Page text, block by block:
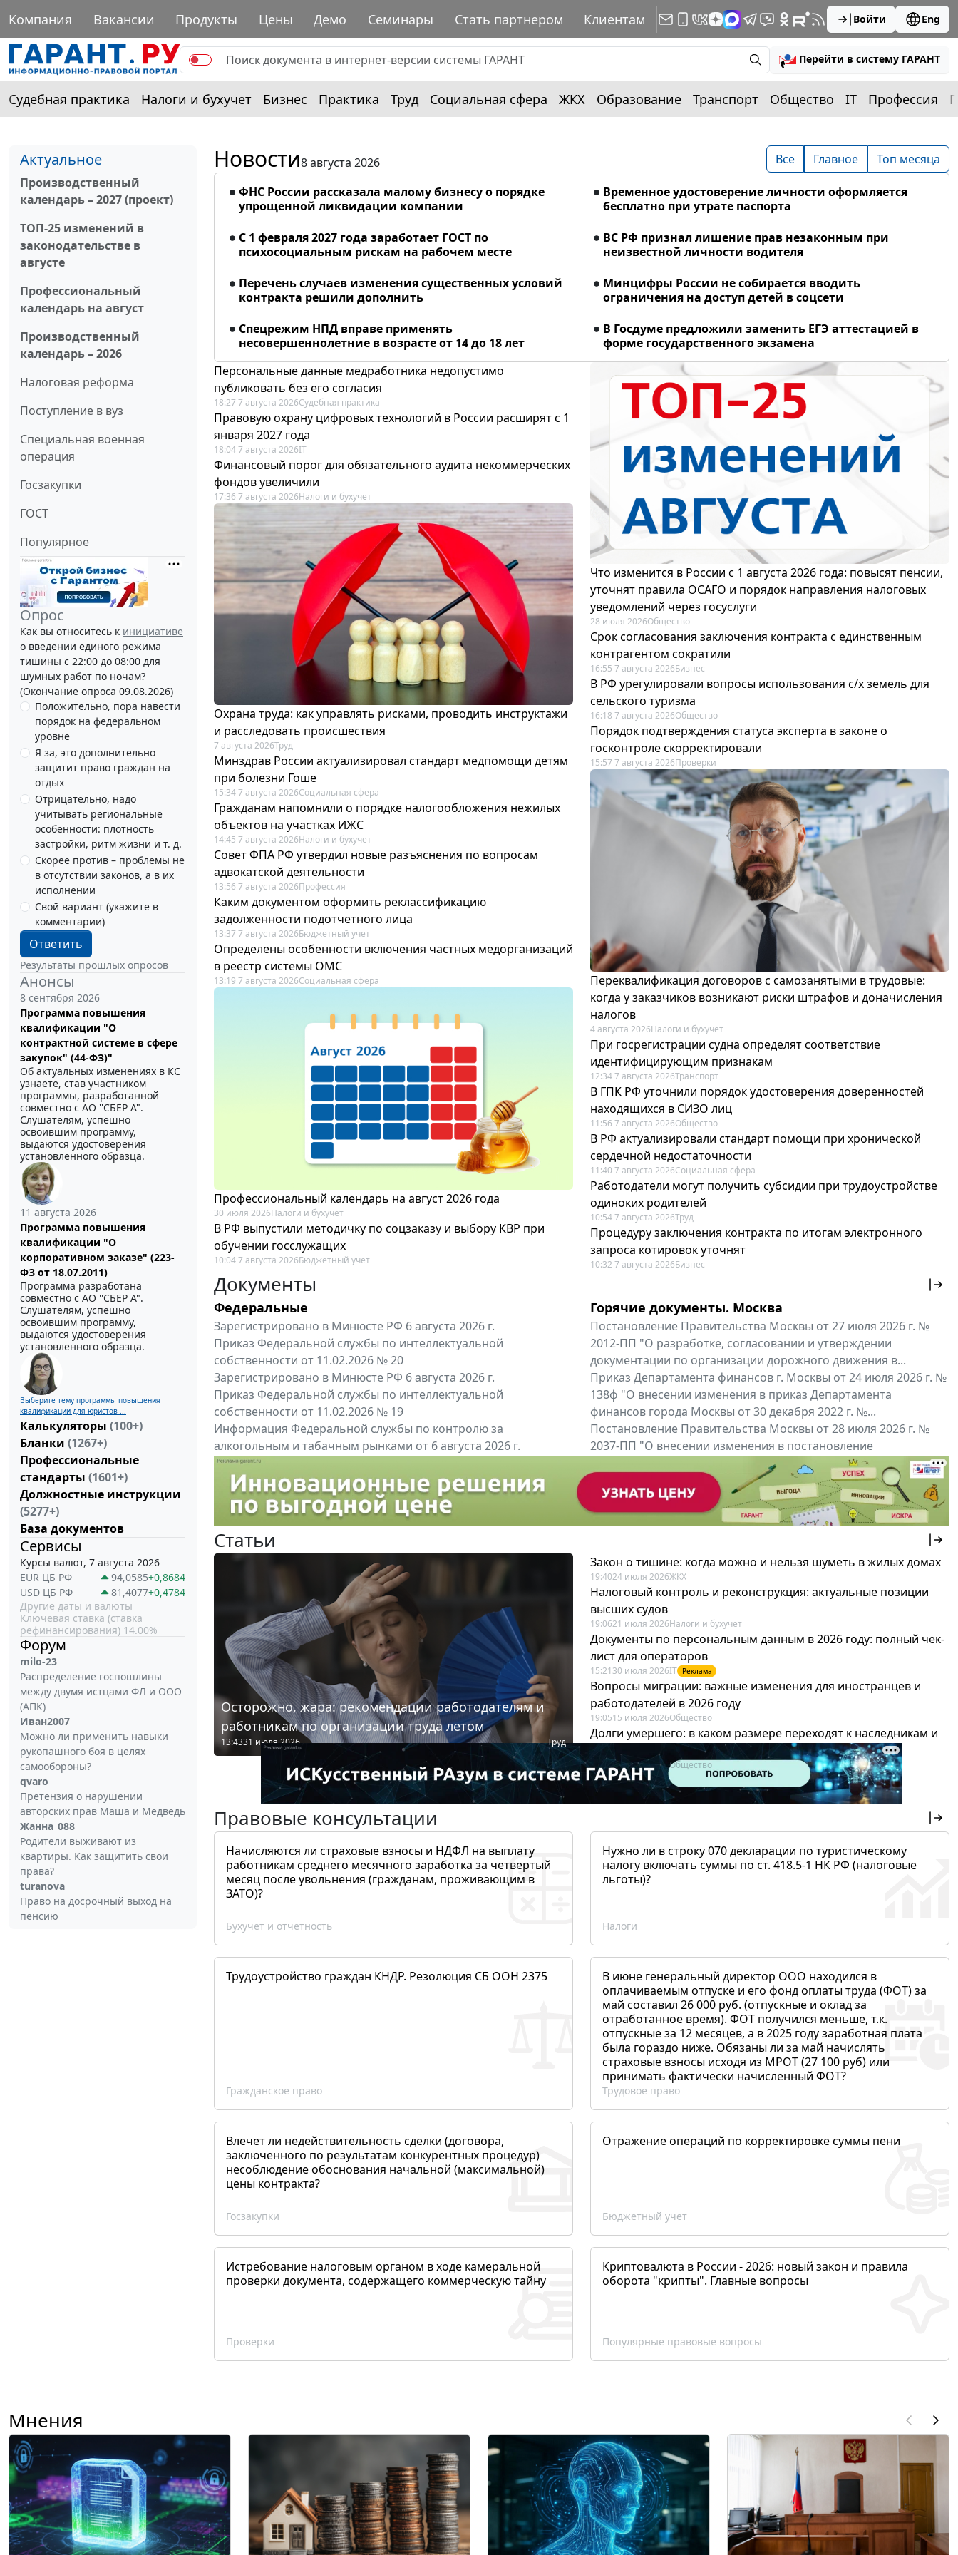
Компания Вакансии Продукты Цены Демо Семинары Стать партнером Клиентам Войти Eng
Перейти в систему ГАРАНТ
Судебная практика Налоги и бухучет Бизнес Практика Труд Социальная сфера ЖКХ Образование Транспорт Общество IT Профессия
Актуальное
Производственный
календарь – 2027 (проект)
ТОП-25 изменений в
законодательстве в
августе
Профессиональный
календарь на август
Производственный
календарь – 2026
Налоговая реформа
Поступление в вуз
Специальная военная
операция
Госзакупки
ГОСТ
Популярное
Опрос
Как вы относитесь к инициативе
о введении единого режима
тишины с 22:00 до 08:00 для
шумных работ по ночам?
(Окончание опроса 09.08.2026)
Положительно, пора навести
порядок на федеральном
уровне
Я за, это дополнительно
защитит право граждан на
отдых
Отрицательно, надо
учитывать региональные
особенности: плотность
застройки, ритм жизни и т. д.
Скорее против – проблемы не
в отсутствии законов, а в их
исполнении
Свой вариант (укажите в
комментарии)
Ответить
Результаты прошлых опросов
Анонсы
8 сентября 2026
Программа повышения
квалификации "О
контрактной системе в сфере
закупок" (44-ФЗ)"
Об актуальных изменениях в КС
узнаете, став участником
программы, разработанной
совместно с АО ''СБЕР А".
Слушателям, успешно
освоившим программу,
выдаются удостоверения
установленного образца.
11 августа 2026
Программа повышения
квалификации "О
корпоративном заказе" (223-
ФЗ от 18.07.2011)
Программа разработана
совместно с АО ''СБЕР А".
Слушателям, успешно
освоившим программу,
выдаются удостоверения
установленного образца.
Выберите тему программы повышения
квалификации для юристов ...
Калькуляторы (100+)
Бланки (1267+)
Профессиональные
стандарты (1601+)
Должностные инструкции
(5277+)
База документов
Сервисы
Курсы валют, 7 августа 2026
EUR ЦБ РФ
94,0585+0,8684
USD ЦБ РФ
81,4077+0,4784
Другие даты и валюты
Ключевая ставка (ставка
рефинансирования) 14.00%
Форум
milo-23
Распределение госпошлины
между двумя истцами ФЛ и ООО
(АПК)
Иван2007
Можно ли применить навыки
рукопашного боя в целях
самообороны?
qvaro
Претензия о нарушении
авторских прав Маша и Медведь
Жанна_088
Родители выживают из
квартиры. Как защитить свои
права?
turanova
Право на досрочный выход на
пенсию
Новости8 августа 2026 Все Главное Топ месяца
ФНС России рассказала малому бизнесу о порядке
упрощенной ликвидации компании
Временное удостоверение личности оформляется
бесплатно при утрате паспорта
С 1 февраля 2027 года заработает ГОСТ по
психосоциальным рискам на рабочем месте
ВС РФ признал лишение прав незаконным при
неизвестной личности водителя
Перечень случаев изменения существенных условий
контракта решили дополнить
Минцифры России не собирается вводить
ограничения на доступ детей в соцсети
Спецрежим НПД вправе применять
несовершеннолетние в возрасте от 14 до 18 лет
В Госдуме предложили заменить ЕГЭ аттестацией в
форме государственного экзамена
Персональные данные медработника недопустимо
публиковать без его согласия
18:27 7 августа 2026Судебная практика
Правовую охрану цифровых технологий в России расширят с 1
января 2027 года
18:04 7 августа 2026IT
Финансовый порог для обязательного аудита некоммерческих
фондов увеличили
17:36 7 августа 2026Налоги и бухучет
Охрана труда: как управлять рисками, проводить инструктажи
и расследовать происшествия
7 августа 2026Труд
Минздрав России актуализировал стандарт медпомощи детям
при болезни Гоше
15:34 7 августа 2026Социальная сфера
Гражданам напомнили о порядке налогообложения нежилых
объектов на участках ИЖС
14:45 7 августа 2026Налоги и бухучет
Совет ФПА РФ утвердил новые разъяснения по вопросам
адвокатской деятельности
13:56 7 августа 2026Профессия
Каким документом оформить реклассификацию
задолженности подотчетного лица
13:37 7 августа 2026Бюджетный учет
Определены особенности включения частных медорганизаций
в реестр системы ОМС
13:19 7 августа 2026Социальная сфера
Профессиональный календарь на август 2026 года
30 июля 2026Налоги и бухучет
В РФ выпустили методичку по соцзаказу и выбору КВР при
обучении госслужащих
10:04 7 августа 2026Бюджетный учет
Что изменится в России с 1 августа 2026 года: повысят пенсии,
уточнят правила ОСАГО и порядок направления налоговых
уведомлений через госуслуги
28 июля 2026Общество
Срок согласования заключения контракта с единственным
контрагентом сократили
16:55 7 августа 2026Бизнес
В РФ урегулировали вопросы использования с/х земель для
сельского туризма
16:18 7 августа 2026Общество
Порядок подтверждения статуса эксперта в законе о
госконтроле скорректировали
15:57 7 августа 2026Проверки
Переквалификация договоров с самозанятыми в трудовые:
когда у заказчиков возникают риски штрафов и доначисления
налогов
4 августа 2026Налоги и бухучет
При госрегистрации судна определят соответствие
идентифицирующим признакам
12:34 7 августа 2026Транспорт
В ГПК РФ уточнили порядок удостоверения доверенностей
находящихся в СИЗО лиц
11:56 7 августа 2026Общество
В РФ актуализировали стандарт помощи при хронической
сердечной недостаточности
11:40 7 августа 2026Социальная сфера
Работодатели могут получить субсидии при трудоустройстве
одиноких родителей
10:54 7 августа 2026Труд
Процедуру заключения контракта по итогам электронного
запроса котировок уточнят
10:32 7 августа 2026Бизнес
Документы
Федеральные
Зарегистрировано в Минюсте РФ 6 августа 2026 г.
Приказ Федеральной службы по интеллектуальной
собственности от 11.02.2026 № 20
Зарегистрировано в Минюсте РФ 6 августа 2026 г.
Приказ Федеральной службы по интеллектуальной
собственности от 11.02.2026 № 19
Информация Федеральной службы по контролю за
алкогольным и табачным рынками от 6 августа 2026 г.
"Вниманию производителей и импортёров алкогольной...
Все федеральные документы
Горячие документы. Москва
Постановление Правительства Москвы от 27 июля 2026 г. №
2012-ПП "О разработке, согласовании и утверждении
документации по организации дорожного движения в...
Приказ Департамента финансов г. Москвы от 24 июля 2026 г. №
138ф "О внесении изменения в приказ Департамента
финансов города Москвы от 30 декабря 2022 г. №...
Постановление Правительства Москвы от 28 июля 2026 г. №
2037-ПП "О внесении изменения в постановление
Правительства Москвы от 26 июля 2011 г. № 334-ПП"
Все региональные документы Мой регион ...
Статьи
Осторожно, жара: рекомендации работодателям и
работникам по организации труда летом
13:4331 июля 2026 Труд
Закон о тишине: когда можно и нельзя шуметь в жилых домах
19:4024 июля 2026ЖКХ
Налоговый контроль и реконструкция: актуальные позиции
высших судов
19:0621 июля 2026Налоги и бухучет
Документы по персональным данным в 2026 году: полный чек-
лист для операторов
15:21 30 июля 2026IT Реклама
Вопросы миграции: важные изменения для иностранцев и
работодателей в 2026 году
19:0515 июля 2026Общество
Долги умершего: в каком размере переходят к наследникам и
когда их можно не платить
19:4317 июля 2026Общество
Правовые консультации
Начисляются ли страховые взносы и НДФЛ на выплату
работникам среднего месячного заработка за четвертый
месяц после увольнения (гражданам, проживающим в
ЗАТО)?
Бухучет и отчетность
Нужно ли в строку 070 декларации по туристическому
налогу включать суммы по ст. 418.5-1 НК РФ (налоговые
льготы)?
Налоги
Трудоустройство граждан КНДР. Резолюция СБ ООН 2375
Гражданское право
В июне генеральный директор ООО находился в
оплачиваемым отпуске и его фонд оплаты труда (ФОТ) за
май составил 26 000 руб. (отпускные и оклад за
отработанное время). ФОТ получился меньше, т.к.
отпускные за 12 месяцев, а в 2025 году заработная плата
была гораздо ниже. Обязаны ли за май начислять
страховые взносы исходя из МРОТ (27 100 руб) или
принимать фактически начисленный ФОТ?
Трудовое право
Влечет ли недействительность сделки (договора,
заключенного по результатам конкурентных процедур)
несоблюдение обоснования начальной (максимальной)
цены контракта?
Госзакупки
Отражение операций по корректировке суммы пени
Бюджетный учет
Истребование налоговым органом в ходе камеральной
проверки документа, содержащего коммерческую тайну
Проверки
Криптовалюта в России - 2026: новый закон и правила
оборота "крипты". Главные вопросы
Популярные правовые вопросы
Мнения